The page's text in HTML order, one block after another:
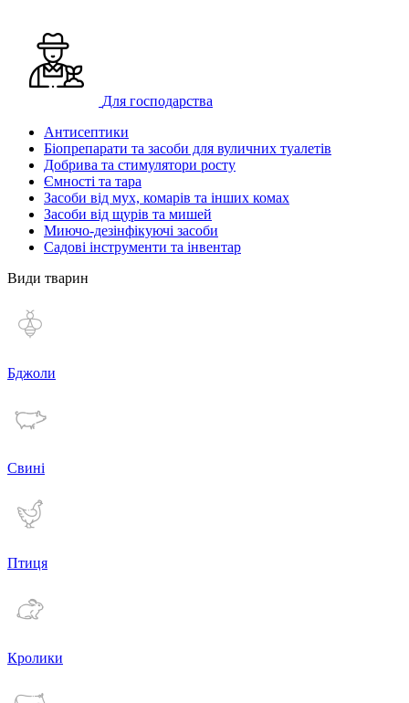
Для господарства
Антисептики
Біопрепарати та засоби для вуличних туалетів
Добрива та стимулятори росту
Ємності та тара
Засоби від мух, комарів та інших комах
Засоби від щурів та мишей
Миючо-дезінфікуючі засоби
Садові інструменти та інвентар
Види тварин
Бджоли
Свині
Птиця
Кролики